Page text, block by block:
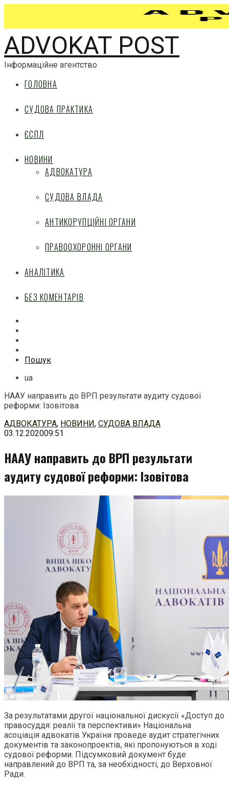
ADVOKAT POST
Інформаційне агентство
ГОЛОВНА
СУДОВА ПРАКТИКА
ЄСПЛ
НОВИНИ
АДВОКАТУРА
СУДОВА ВЛАДА
АНТИКОРУПЦІЙНІ ОРГАНИ
ПРАВООХОРОННІ ОРГАНИ
АНАЛІТИКА
БЕЗ КОМЕНТАРІВ
Пошук
ua
НААУ направить до ВРП результати аудиту судової
реформи: Ізовітова
Перейти
до
АДВОКАТУРА, НОВИНИ, СУДОВА ВЛАДА
03.12.202009:51
НААУ направить до ВРП результати
аудиту судової реформи: Ізовітова
За результатами другої національної дискусії «Доступ до
правосуддя: реалії та перспективи» Національна
асоціація адвокатів України проведе аудит стратегічних
документів та законопроектів, які пропонуються в ході
судової реформи. Підсумковий документ буде
направлений до ВРП та, за необхідності, до Верховної
Ради.